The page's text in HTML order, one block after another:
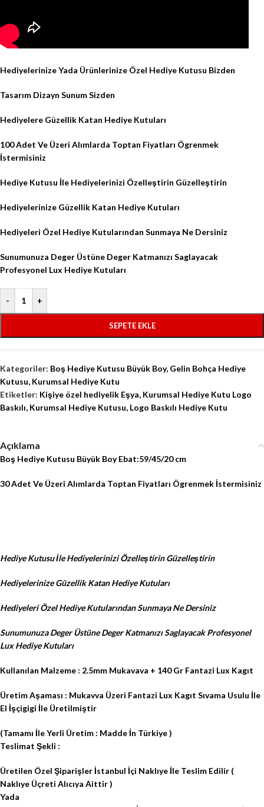
Hediyelerinize Yada Ürünlerinize Özel Hediye Kutusu Bizden
Tasarım Dizayn Sunum Sizden
Hediyelere Güzellik Katan Hediye Kutuları
100 Adet Ve Üzeri Alımlarda Toptan Fiyatları Ögrenmek
İstermisiniz
Hediye Kutusu İle Hediyelerinizi Özelleştirin Güzelleştirin
Hediyelerinize Güzellik Katan Hediye Kutuları
Hediyeleri Özel Hediye Kutularından Sunmaya Ne Dersiniz
Sunumunuza Deger Üstüne Deger Katmanızı Saglayacak
Profesyonel Lux Hediye Kutuları
- +
SEPETE EKLE
Kategoriler: Boş Hediye Kutusu Büyük Boy, Gelin Bohça Hediye
Kutusu, Kurumsal Hediye Kutu
Etiketler: Kişiye özel hediyelik Eşya, Kurumsal Hediye Kutu Logo
Baskılı, Kurumsal Hediye Kutusu, Logo Baskılı Hediye Kutu
Açıklama
Boş Hediye Kutusu Büyük Boy Ebat:59/45/20 cm
30 Adet Ve Üzeri Alımlarda Toptan Fiyatları Ögrenmek İstermisiniz
Hediye Kutusu İle Hediyelerinizi Özelleştirin Güzelleştirin
Hediyelerinize Güzellik Katan Hediye Kutuları
Hediyeleri Özel Hediye Kutularından Sunmaya Ne Dersiniz
Sunumunuza Deger Üstüne Deger Katmanızı Saglayacak Profesyonel
Lux Hediye Kutuları
Kullanılan Malzeme : 2.5mm Mukavava + 140 Gr Fantazi Lux Kagıt
Üretim Aşaması : Mukavva Üzeri Fantazi Lux Kagıt Sıvama Usulu İle
El İşçigigi İle Üretilmiştir
(Tamamı İle Yerli Üretim : Madde İn Türkiye )
Teslimat Şekli :
Üretilen Özel Şiparişler İstanbul İçi Naklıye İle Teslim Edilir (
Naklıye Üçreti Alıcıya Aittir )
Yada